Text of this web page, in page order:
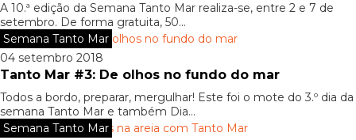
A 10.ª edição da Semana Tanto Mar realiza-se, entre 2 e 7 de
setembro. De forma gratuita, 50...
Semana Tanto Mar
04 setembro 2018
Tanto Mar #3: De olhos no fundo do mar
Todos a bordo, preparar, mergulhar! Este foi o mote do 3.º dia da
semana Tanto Mar e também Dia...
Semana Tanto Mar